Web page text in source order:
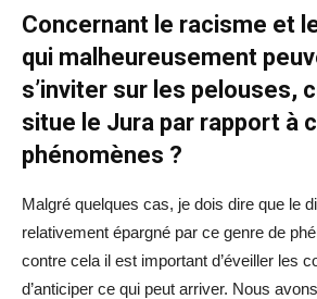
Concernant le racisme et
qui malheureusement
s’inviter sur les pelouses,
situe le Jura par rapport à
phénomènes ?
Malgré quelques cas, je dois dire que le
relativement épargné par ce genre de
contre cela il est important d’éveiller les
d’anticiper ce qui peut arriver. Nous